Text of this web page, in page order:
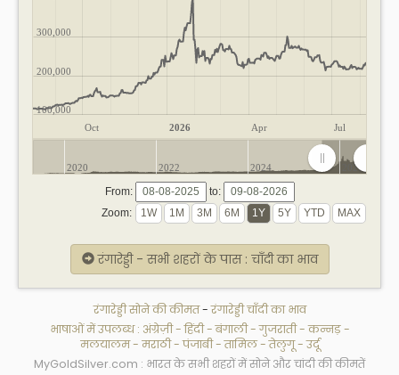
Oct 2026 Apr Jul
100,000
200,000
300,000
2020 2022 2024 2026
From:
to:
Zoom:
रंगारेड्डी - सभी शहरों के पास : चाँदी का भाव
रंगारेड्डी सोने की कीमत-रंगारेड्डी चाँदी का भाव
भाषाओं में उपलब्ध : अंग्रेज़ी-हिंदी-बंगाली-गुजराती-कन्नड़-
मलयालम- मराठी-पंजाबी-तामिल-तेलुगू-उर्दू
MyGoldSilver.com : भारत के सभी शहरों में सोने और चांदी की कीमतें